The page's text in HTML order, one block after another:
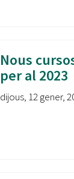
Nous
per al 2023
dijous, 12 gener,